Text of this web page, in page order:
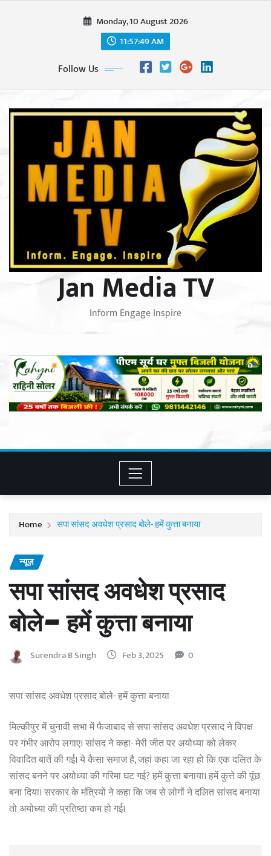
Monday, 10 August 2026
11:57:51 AM
Follow Us
Jan Media TV
Inform Engage Inspire
Home सपा सांसद अवधेश प्रसाद बोले- हमें कुत्ता बनाया
न्यूज़
सपा सांसद अवधेश प्रसाद
बोले- हमें कुत्ता बनाया
Surendra B Singh Feb 3, 2025 0
सपा सांसद अवधेश प्रसाद बोले- हमें कुत्ता बनाया
मिल्कीपुर में चुनावी सभा में फैजाबाद से सपा सांसद अवधेश प्रसाद ने विपक्ष
पर गंभीर आरोप लगाए। सांसद ने कहा- मेरी जीत पर अयोध्या को लेकर
विवादित बातें की गई। ये कैसा समाज है, जहां कहा जा रहा हो कि एक दलित के
सांसद बनने पर अयोध्या की गरिमा घट गई? हमें कुत्ता बनाया। हमें कुत्ते की पूंछ
बना दिया। सरकार के मंत्रियों ने कहा कि जब से लोगों ने दलित सांसद बनाया
तो अयोध्या की प्रतिष्ठा कम हो गई।